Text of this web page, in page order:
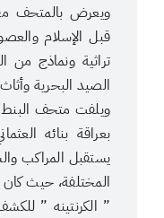
ويعرض بالمتحف
قبل الإسلام
تراثية ونماذج من
الصيد البحرية
ويلفت متحف البنط
يستقبل المراكب
المختلفة، حيث
” الكرنتينه ”